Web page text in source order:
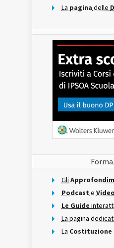
La pagina delle
Gli
Podcast e Video
Le Guide
La pagina
La Costituzione